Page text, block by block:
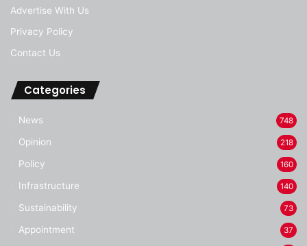
Advertise With Us
Privacy Policy
Contact Us
Categories
News 748
Opinion 218
Policy 160
Infrastructure 140
Sustainability 73
Appointment 37